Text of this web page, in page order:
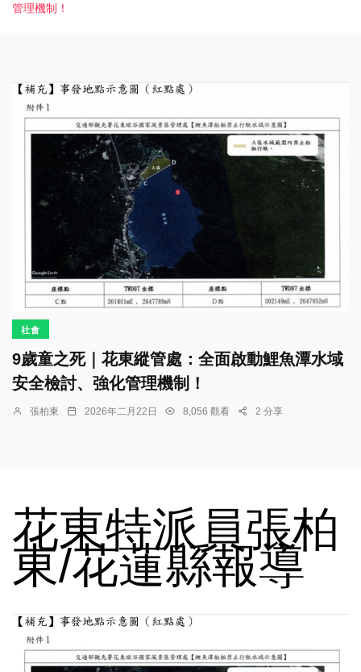
管理機制！
社會
9歲童之死｜花東縱管處：全面啟動鯉魚潭水域
安全檢討、強化管理機制！
張柏東 2026年二月22日 8,056 觀看 2 分享
花東特派員張柏
東/花蓮縣報導